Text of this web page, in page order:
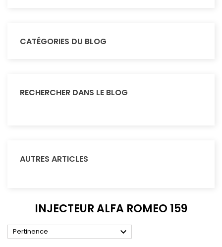
CATÉGORIES DU BLOG
RECHERCHER DANS LE BLOG
AUTRES ARTICLES
INJECTEUR ALFA ROMEO 159
Pertinence 